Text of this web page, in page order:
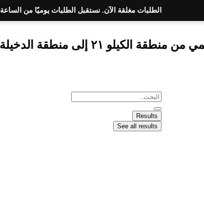
الدخيلة - الحد الادني للطلب 300 جنيه
Results
See all results
الطلبات مغلقة الآن. نستقبل الطلبات يوميًا من الساعة ٢ ظهرًا حتى 1:30 صباحًا بتوقيت مصر.